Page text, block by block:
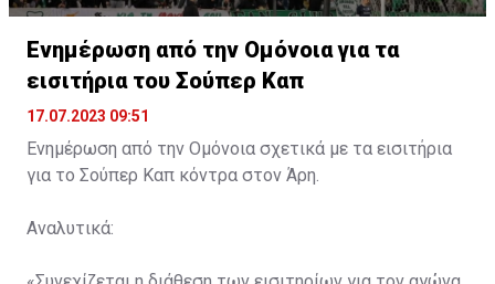
Ενημέρωση από την Ομόνοια για τα
εισιτήρια του Σούπερ Καπ
17.07.2023 09:51
Ενημέρωση από την Ομόνοια σχετικά με τα εισιτήρια
για το Σούπερ Καπ κόντρα στον Άρη.
Αναλυτικά: